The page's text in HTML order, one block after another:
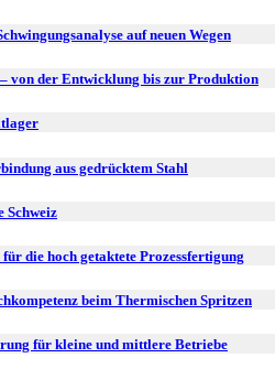
auf neuen Wegen
von der Entwicklung bis zur Produktion
aus gedrücktem Stahl
Schweiz
die hoch getaktete Prozessfertigung
beim Thermischen Spritzen
für kleine und mittlere Betriebe